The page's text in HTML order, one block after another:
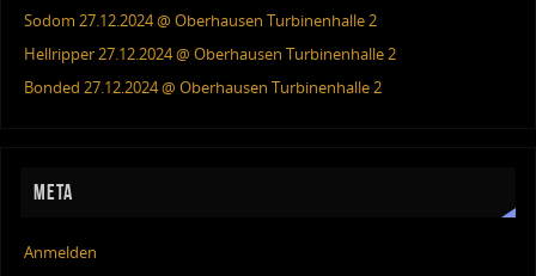
Sodom 27.12.2024 @ Oberhausen Turbinenhalle 2
Hellripper 27.12.2024 @ Oberhausen Turbinenhalle 2
Bonded 27.12.2024 @ Oberhausen Turbinenhalle 2
META
Anmelden